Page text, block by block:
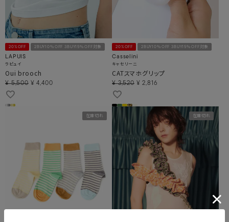
20%OFF 2BUY10％OFF 3BUY15％OFF対象
LAPUIS
ラピュイ
Oui brooch
¥ 5,500 ¥ 4,400
20%OFF 2BUY10％OFF 3BUY15％OFF対象
Casselini
キャセリーニ
CATスマホグリップ
¥ 3,520 ¥ 2,816
在庫切れ 在庫切れ